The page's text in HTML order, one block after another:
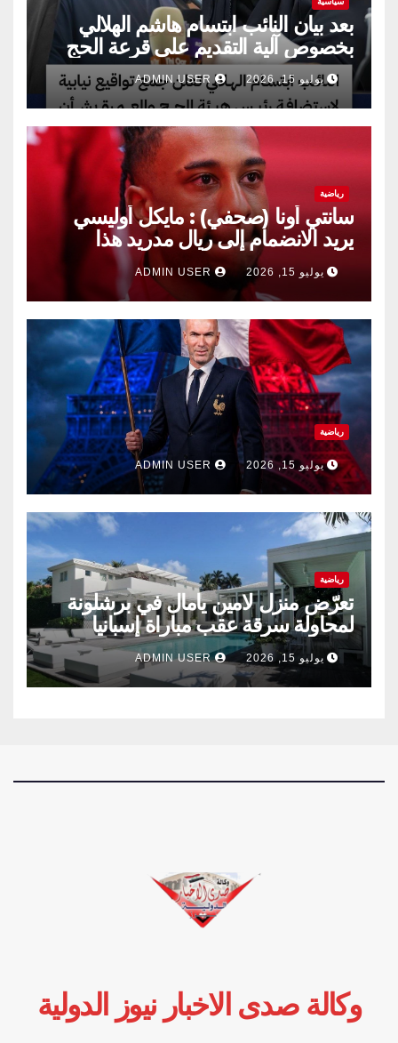
بعد بيان النائب ابتسام هاشم الهلالي
بخصوص آلية التقديم على قرعة الحج
يوليو 15, 2026
رياضية
سانتي أونا (صحفي) : مايكل أوليسي
يريد الانضمام إلى ريال مدريد هذا
الصيف.
يوليو 15, 2026 ADMIN USER
رياضية
يوليو 15, 2026
رياضية
تعرّض منزل لامين يامال في برشلونة
لمحاولة سرقة عقب مباراة إسبانيا
وفرنسا .
يوليو 15, 2026 ADMIN USER
وكالة صدى الاخبار نيوز الدولية